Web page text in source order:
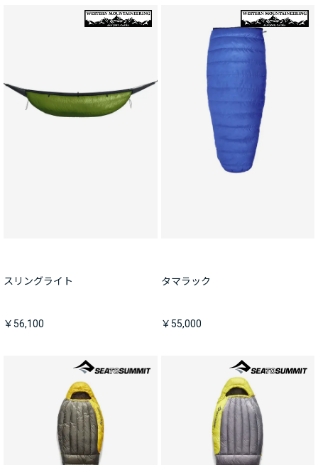
スリングライト
￥56,100
タマラック
￥55,000